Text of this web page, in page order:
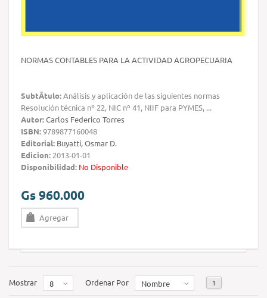
NORMAS CONTABLES PARA LA ACTIVIDAD AGROPECUARIA
SubtÃ­tulo:Análisis y aplicación de las siguientes normas
Resolución técnica nº 22, NIC nº 41, NIIF para PYMES, ...
Autor:Carlos Federico Torres
ISBN:9789877160048
Editorial: Buyatti, Osmar D.
Edicion: 2013-01-01
Disponibilidad: No Disponible
Gs 960.000
Agregar
Mostrar 8 Ordenar Por Nombre 1